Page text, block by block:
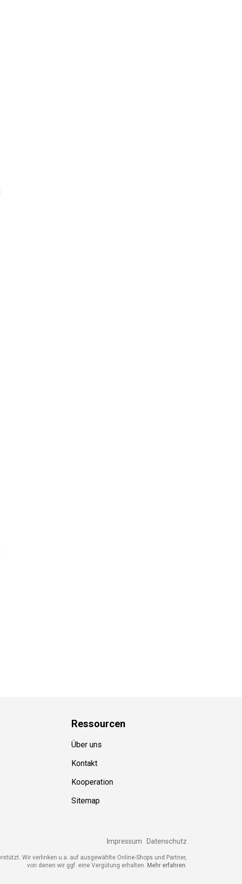
Ressourcen
Über uns
Kontakt
Kooperation
Sitemap
Impressum Datenschutz
Wir verlinken u.a. auf ausgewählte Online-Shops und Partner,
von denen wir ggf. eine Vergütung erhalten.
Mehr erfahren.